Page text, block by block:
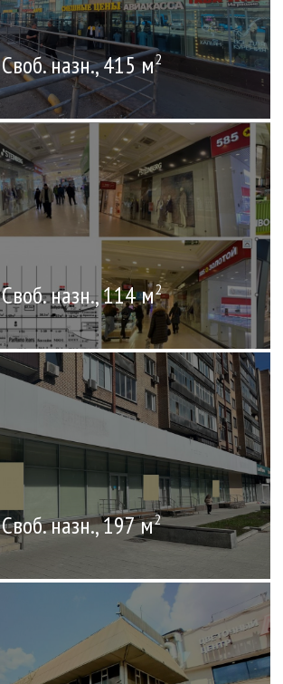
Своб. назн., 415 м2
Своб. назн., 114 м2
Своб. назн., 197 м2